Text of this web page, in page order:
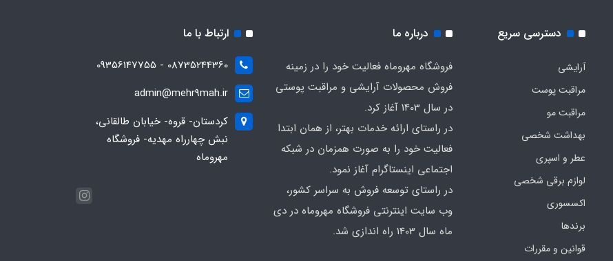
دسترسی سریع
آرایشی
مراقبت پوست
مراقبت مو
بهداشت شخصی
عطر و اسپری
لوازم برقی شخصی
اکسسوری
برندها
قوانین و مقررات
درباره ما
فروشگاه مهروماه فعالیت خود را در زمینه
فروش محصولات آرایشی و مراقبت پوستی
در سال 1403 آغاز کرد.
در راستای ارائه خدمات بهتر، از همان ابتدا
فعالیت خود را به صورت همزمان در شبکه
اجتماعی اینستاگرام آغاز نمود.
در راستای توسعه فروش به سراسر کشور،
وب سایت اینترنتی فروشگاه مهروماه در دی
ماه سال 1403 راه اندازی شد.
ارتباط با ما
08735244360 - 09356147755
admin@mehr9mah.ir
کردستان- قروه- خیابان طالقانی،
نبش چهارراه مهدیه- فروشگاه
مهروماه